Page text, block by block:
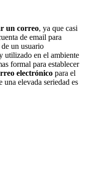
un correo, ya que casi
de email para
un usuario
utilizado en el ambiente
formal para establecer
electrónico para el
una elevada seriedad es